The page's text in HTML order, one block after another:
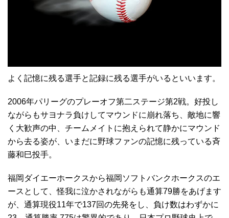
よく記憶に残る選手と記録に残る選手がいるといいます。
2006年パリーグのプレーオフ第二ステージ第2戦。好投し
ながらもサヨナラ負けしてマウンドに崩れ落ち、敵地に響
く大歓声の中、チームメイトに抱えられて静かにマウンド
から去る姿が、いまだに野球ファンの記憶に残っている斉
藤和巳投手。
福岡ダイエーホークスから福岡ソフトバンクホークスのエ
ースとして、怪我に泣かされながらも通算79勝をあげます
が、通算現役11年で137回の先発をし、負け数はわずかに